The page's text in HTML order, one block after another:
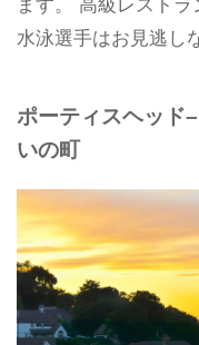
ます。 高級レストラ
水泳選手はお見逃し
ポーティスヘッド
いの町